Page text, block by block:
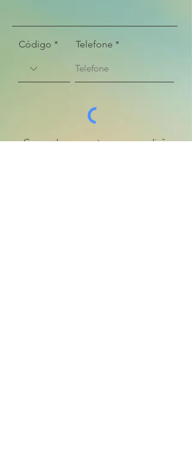
Código Telefone
Concordo com os termos e condições